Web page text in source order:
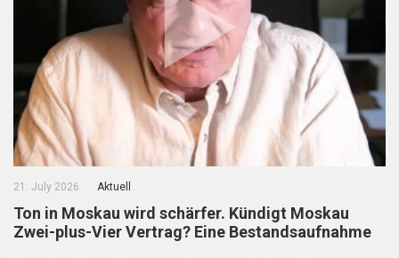
21. July 2026 Aktuell
Ton in Moskau wird schärfer. Kündigt Moskau
Zwei-plus-Vier Vertrag? Eine Bestandsaufnahme